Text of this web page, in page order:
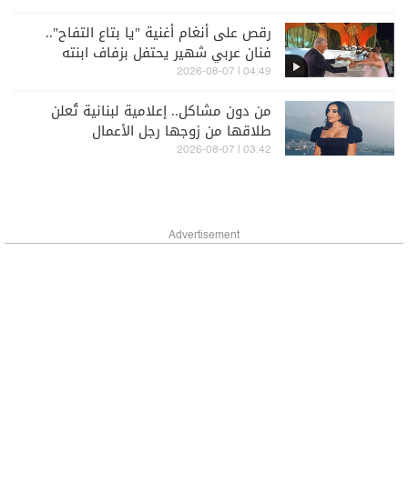
رقص على أنغام أغنية "يا بتاع التفاح"..
فنان عربي شهير يحتفل بزفاف ابنته
(فيديو)
04:49 | 2026-08-07
من دون مشاكل.. إعلامية لبنانية تُعلن
طلاقها من زوجها رجل الأعمال
03:42 | 2026-08-07
Advertisement